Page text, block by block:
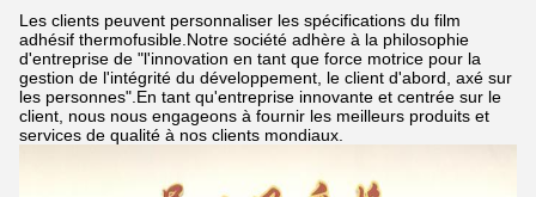
Les clients peuvent personnaliser les spécifications du film
adhésif thermofusible.Notre société adhère à la philosophie
d'entreprise de "l'innovation en tant que force motrice pour la
gestion de l'intégrité du développement, le client d'abord, axé sur
les personnes".En tant qu'entreprise innovante et centrée sur le
client, nous nous engageons à fournir les meilleurs produits et
services de qualité à nos clients mondiaux.